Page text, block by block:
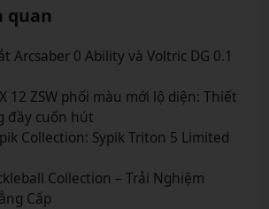
quan
Arcsaber 0 Ability và Voltric DG 0.1
12 ZSW phối màu mới lộ diện: Thiết
đầy cuốn hút
Collection: Sypik Triton 5 Limited
Collection – Trải Nghiệm
Cấp